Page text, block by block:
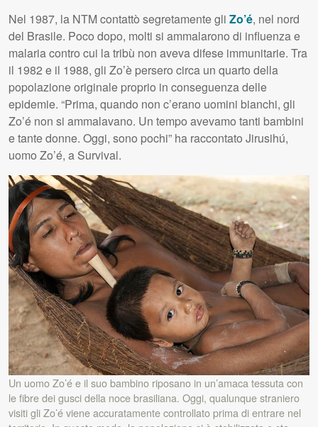
Nel 1987, la NTM contattò segretamente gli Zo’é, nel nord
del Brasile. Poco dopo, molti si ammalarono di influenza e
malaria contro cui la tribù non aveva difese immunitarie. Tra
il 1982 e il 1988, gli Zo’è persero circa un quarto della
popolazione originale proprio in conseguenza delle
epidemie. “Prima, quando non c’erano uomini bianchi, gli
Zo’é non si ammalavano. Un tempo avevamo tanti bambini
e tante donne. Oggi, sono pochi” ha raccontato Jirusihú,
uomo Zo’é, a Survival.
Un uomo Zo’é e il suo bambino riposano in un’amaca tessuta con
le fibre dei gusci della noce brasiliana. Oggi, qualunque straniero
visiti gli Zo’é viene accuratamente controllato prima di entrare nel